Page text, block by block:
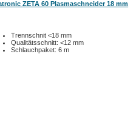
ZETA 60 Plasmaschneider 18 mm
Trennschnit <18 mm
Qualitätsschnitt: <12 mm
Schlauchpaket: 6 m